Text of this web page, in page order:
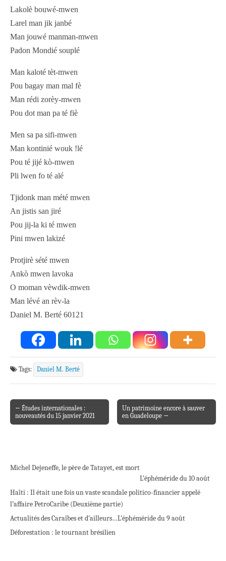
Lakolè bouwé-mwen
Larel man jik janbé
Man jouwé manman-mwen
Padon Mondié souplé
Man kaloté tèt-mwen
Pou bagay man mal fè
Man rédi zorèy-mwen
Pou dot man pa té fiè
Men sa pa sifi-mwen
Man kontinié wouk !lé
Pou té jijé kò-mwen
Pli lwen fo té alé
Tjidonk man mété mwen
An jistis san jiré
Pou jij-la ki té mwen
Pini mwen lakizé
Protjirè sété mwen
Ankò mwen lavoka
O moman vèwdik-mwen
Man lévé an rèv-la
Daniel M. Berté 60121
Tags: Daniel M. Berté
Post navigation
← Études internationales :
nouveautés du 15 janvier 2021
Un patrimoine encore à sauver
en Guadeloupe →
Michel Dejeneffe, le père de Tatayet, est mort
L’éphéméride du 10 août
Haïti : Il était une fois un vaste scandale politico-financier appelé
l’affaire PetroCaribe (Deuxième partie)
Actualités des Caraïbes et d’ailleurs…L’éphéméride du 9 août
Déforestation : le tournant brésilien